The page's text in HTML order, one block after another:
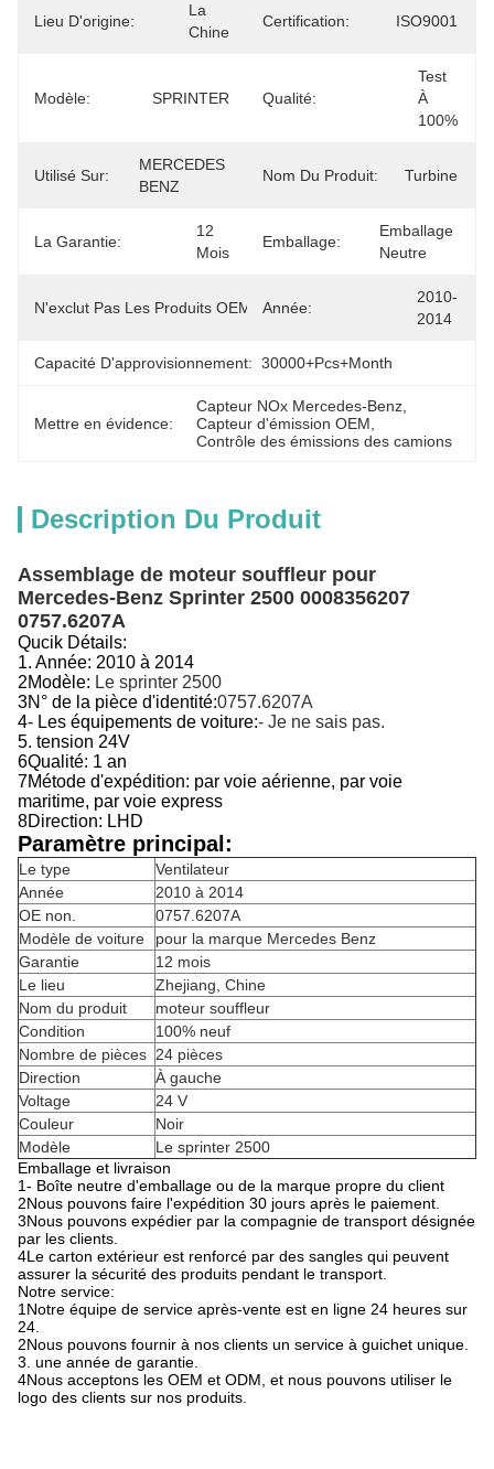
Lieu D'origine:
La
Chine
Certification: ISO9001
Modèle: SPRINTER Qualité:
Test
À
100%
Utilisé Sur:
MERCEDES
BENZ
Nom Du Produit: Turbine
La Garantie:
12
Mois
Emballage:
Emballage
Neutre
N'exclut Pas Les Produits OEM.: 0757.6207A
Année:
2010-
2014
Capacité D'approvisionnement: 30000+Pcs+Month
Mettre en évidence:
Capteur NOx Mercedes-Benz
Capteur d'émission OEM
Contrôle des émissions des camions
Description Du Produit
Assemblage de moteur souffleur pour
Mercedes-Benz Sprinter 2500 0008356207
0757.6207A
Qucik Détails:
1. Année: 2010 à 2014
2Modèle: Le sprinter 2500
3N° de la pièce d'identité:0757.6207A
4- Les équipements de voiture:- Je ne sais pas.
5. tension 24V
6Qualité: 1 an
7Métode d'expédition: par voie aérienne, par voie
maritime, par voie express
8Direction: LHD
Paramètre principal:
Le type
Ventilateur
Année
2010 à 2014
OE non.
0757.6207A
Modèle de voiture
pour la marque Mercedes Benz
Garantie
12 mois
Le lieu
Zhejiang, Chine
Nom du produit
moteur souffleur
Condition
100% neuf
Nombre de pièces 24 pièces
Direction
À gauche
Voltage
24 V
Couleur
Noir
Modèle
Le sprinter 2500
Emballage et livraison
1- Boîte neutre d'emballage ou de la marque propre du client
2Nous pouvons faire l'expédition 30 jours après le paiement.
3Nous pouvons expédier par la compagnie de transport désignée
par les clients.
4Le carton extérieur est renforcé par des sangles qui peuvent
assurer la sécurité des produits pendant le transport.
Notre service:
1Notre équipe de service après-vente est en ligne 24 heures sur
24.
2Nous pouvons fournir à nos clients un service à guichet unique.
3. une année de garantie.
4Nous acceptons les OEM et ODM, et nous pouvons utiliser le
logo des clients sur nos produits.